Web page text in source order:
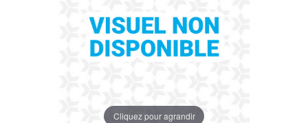
Cliquez pour agrandir